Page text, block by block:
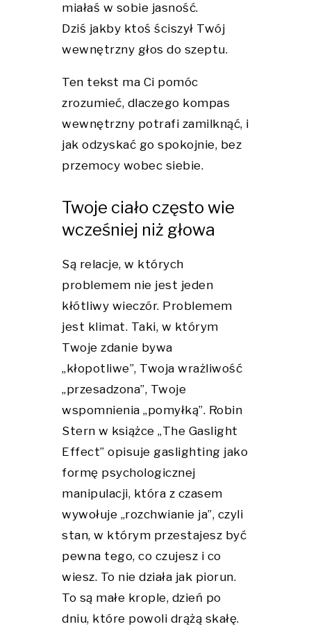
miałaś w sobie jasność.
Dziś jakby ktoś ściszył Twój
wewnętrzny głos do szeptu.
Ten tekst ma Ci pomóc
zrozumieć, dlaczego kompas
wewnętrzny potrafi zamilknąć, i
jak odzyskać go spokojnie, bez
przemocy wobec siebie.
Twoje ciało często wie
wcześniej niż głowa
Są relacje, w których
problemem nie jest jeden
kłótliwy wieczór. Problemem
jest klimat. Taki, w którym
Twoje zdanie bywa
„kłopotliwe”, Twoja wrażliwość
„przesadzona”, Twoje
wspomnienia „pomyłką”. Robin
Stern w książce „The Gaslight
Effect” opisuje gaslighting jako
formę psychologicznej
manipulacji, która z czasem
wywołuje „rozchwianie ja”, czyli
stan, w którym przestajesz być
pewna tego, co czujesz i co
wiesz. To nie działa jak piorun.
To są małe krople, dzień po
dniu, które powoli drążą skałę.